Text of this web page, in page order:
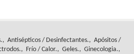
Antisépticos / Desinfectantes.
Apósitos /
Frío / Calor. Geles.
Ginecologia.